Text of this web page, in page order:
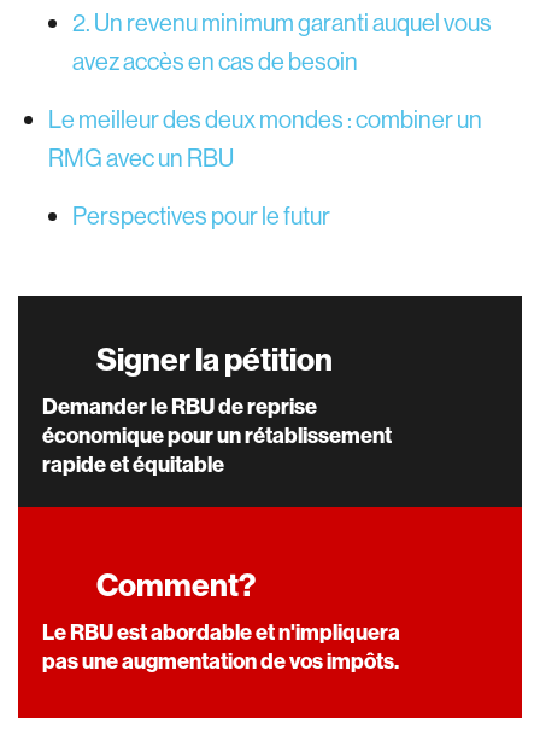
2. Un revenu minimum garanti auquel vous
avez accès en cas de besoin
Le meilleur des deux mondes : combiner un
RMG avec un RBU
Perspectives pour le futur
Signer la pétition
Demander le RBU de reprise
économique pour un rétablissement
rapide et équitable
Comment?
Le RBU est abordable et n'impliquera
pas une augmentation de vos impôts.